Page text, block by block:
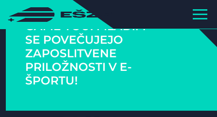
GAME YOU! MLADIM
SE POVEČUJEJO
ZAPOSLITVENE
PRILOŽNOSTI V E-
ŠPORTU!